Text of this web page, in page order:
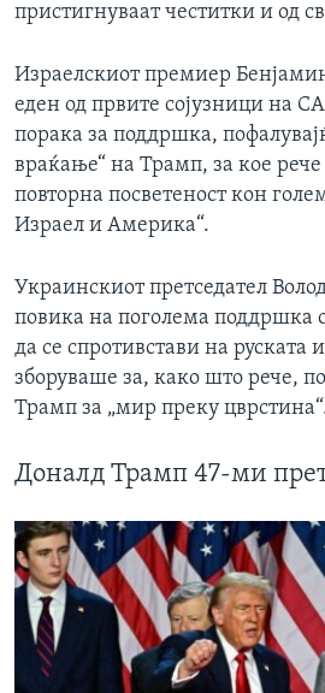
пристигнуваат честитки и од
Израелскиот премиер
еден од првите сојузници на
порака за поддршка,
враќање“ на Трамп, за кое
повторна посветеност кон
Израел и Америка“.
Украинскиот претседател
повика на поголема поддршка
да се спротивстави на руската
зборуваше за, како што рече,
Трамп за „мир преку
Доналд Трамп 47-ми